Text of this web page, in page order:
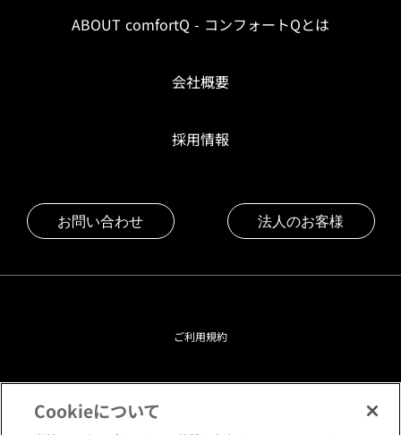
ABOUT comfortQ - コンフォートQとは
会社概要
採用情報
お問い合わせ 法人のお客様
ご利用規約
プライバシーポリシー
Cookieについて